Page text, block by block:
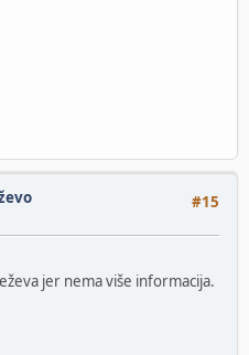
#15
jer nema više informacija.